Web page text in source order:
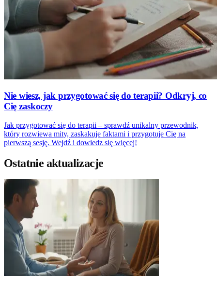
Nie wiesz, jak przygotować się do terapii? Odkryj, co
Cię zaskoczy
Jak przygotować się do terapii – sprawdź unikalny przewodnik,
który rozwiewa mity, zaskakuje faktami i przygotuje Cię na
pierwszą sesję. Wejdź i dowiedz się więcej!
Ostatnie aktualizacje